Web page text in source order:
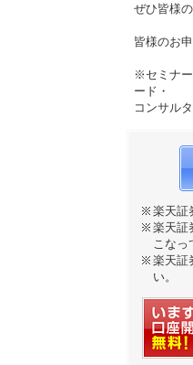
ぜひ皆様
皆様のお
※セミナ
ード・
コンサル
楽天証
楽天証
こな
楽天証
い。